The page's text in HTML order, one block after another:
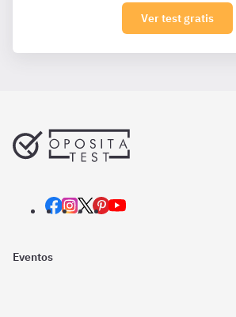
Ver test gratis
Eventos